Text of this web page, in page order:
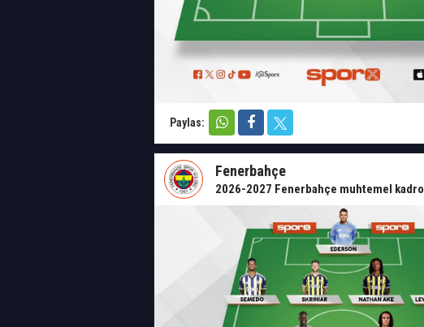
Paylas:
Fenerbahçe
2026-2027 Fenerbahçe muhtemel kadro